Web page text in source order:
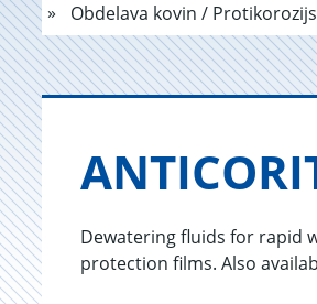
Obdelava kovin /
Dewatering fluids for rapid
protection films. Also